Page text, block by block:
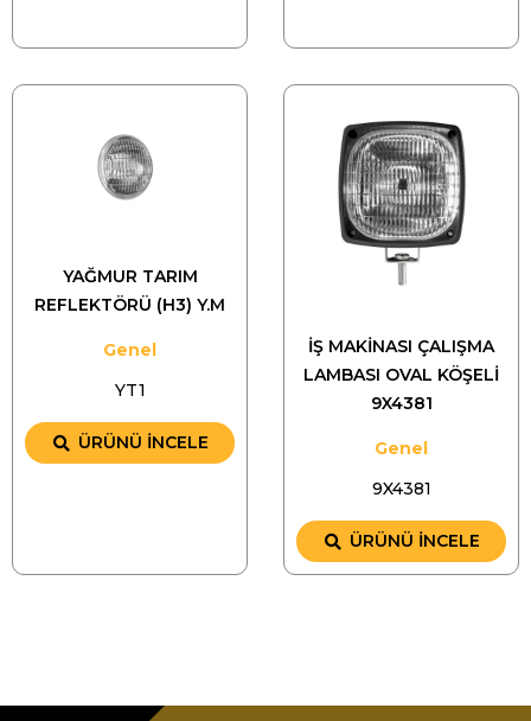
YAĞMUR TARIM
REFLEKTÖRÜ (H3) Y.M
Genel
YT1
ÜRÜNÜ İNCELE
İŞ MAKİNASI ÇALIŞMA
LAMBASI OVAL KÖŞELİ
9X4381
Genel
9X4381
ÜRÜNÜ İNCELE